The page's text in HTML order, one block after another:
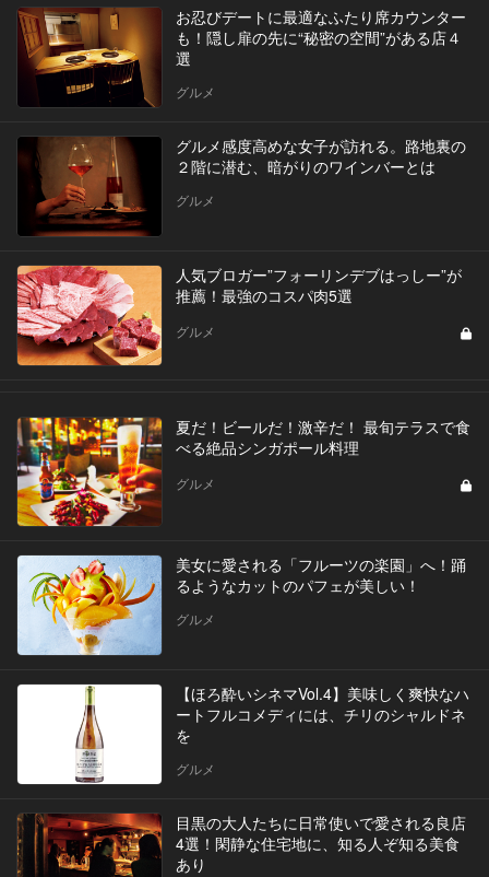
お忍びデートに最適なふたり席カウンター
も！隠し扉の先に“秘密の空間”がある店４
選
グルメ
グルメ感度高めな女子が訪れる。路地裏の
２階に潜む、暗がりのワインバーとは
グルメ
人気ブロガー”フォーリンデブはっしー”が
推薦！最強のコスパ肉5選
グルメ
夏だ！ビールだ！激辛だ！ 最旬テラスで食
べる絶品シンガポール料理
グルメ
美女に愛される「フルーツの楽園」へ！踊
るようなカットのパフェが美しい！
グルメ
【ほろ酔いシネマVol.4】美味しく爽快なハ
ートフルコメディには、チリのシャルドネ
を
グルメ
目黒の大人たちに日常使いで愛される良店
4選！閑静な住宅地に、知る人ぞ知る美食
あり